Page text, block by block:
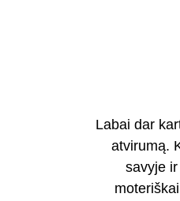
Labai dar
atvirumą.
savyje